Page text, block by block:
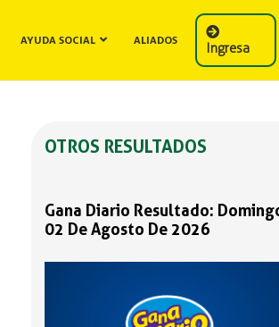
AYUDA SOCIAL ALIADOS Ingresa
OTROS RESULTADOS
Gana Diario Resultado:
02 De Agosto De 2026